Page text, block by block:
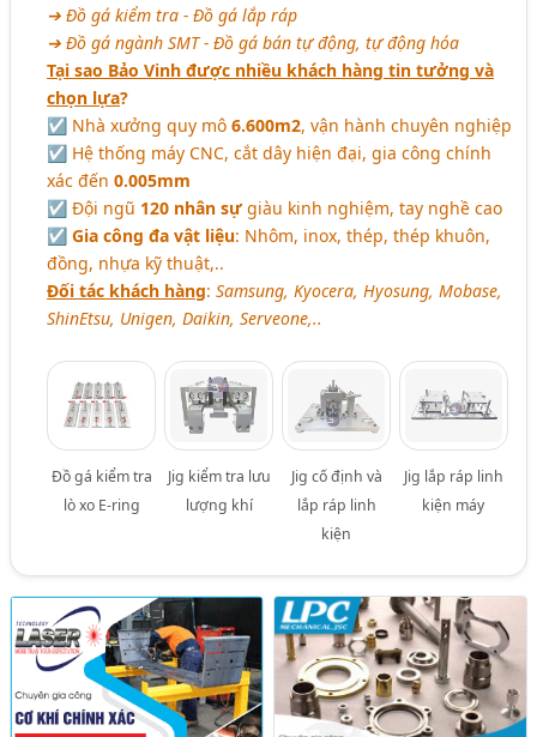
➔ Đồ gá kiểm tra - Đồ gá lắp ráp
➔ Đồ gá ngành SMT - Đồ gá bán tự động, tự động hóa
Tại sao Bảo Vinh được nhiều khách hàng tin tưởng và
chọn lựa?
☑ Nhà xưởng quy mô6.600m2, vận hành chuyên nghiệp
☑ Hệ thống máy CNC, cắt dây hiện đại, gia công chính
xác đến0.005mm
☑ Đội ngũ 120 nhân sựgiàu kinh nghiệm, tay nghề cao
☑Gia công đa vật liệu: Nhôm, inox, thép, thép khuôn,
đồng, nhựa kỹ thuật,..
Đối tác khách hàng:Samsung, Kyocera, Hyosung, Mobase,
ShinEtsu, Unigen, Daikin, Serveone,..
Đồ gá kiểm tra
lò xo E-ring
Jig kiểm tra lưu
lượng khí
Jig cố định và
lắp ráp linh
kiện
Jig lắp ráp linh
kiện máy